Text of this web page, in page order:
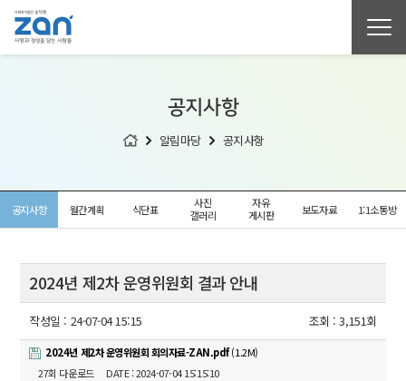
공지사항
알림마당 공지사항
공지사항 월간계획 식단표
사진
갤러리
자유
게시판
보도자료 1:1소통방
2024년 제2차 운영위원회 결과 안내
작성일 : 24-07-04 15:15 조회 :3,151회
2024년 제2차 운영위원회 회의자료-ZAN.pdf(1.2M)
27회 다운로드
DATE : 2024-07-04 15:15:10